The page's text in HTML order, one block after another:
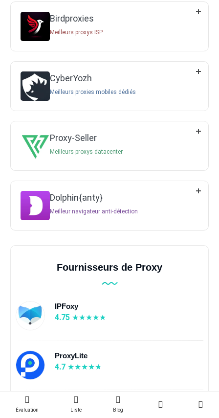
Birdproxies
Meilleurs proxys ISP
CyberYozh
Meilleurs proxies mobiles dédiés
Proxy-Seller
Meilleurs proxys datacenter
Dolphin{anty}
Meilleur navigateur anti-détection
Fournisseurs de Proxy
IPFoxy
4.75
ProxyLite
4.7
Shifter
Évaluation Liste Blog